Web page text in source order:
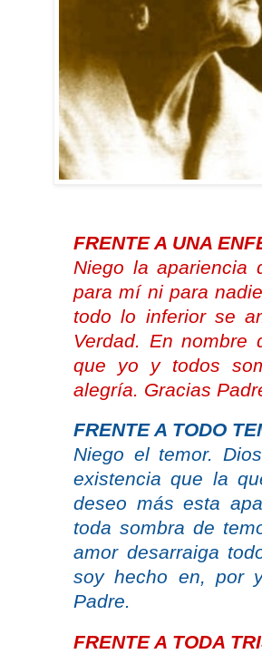
FRENTE A UNA
Niego la apariencia
para mí ni para
todo lo inferior se
Verdad. En nombre
que yo y todos
alegría. Gracias
FRENTE A TODO
Niego el temor.
existencia que la
deseo más esta
toda sombra de
amor desarraiga
soy hecho en, por
Padre.
FRENTE A TODA